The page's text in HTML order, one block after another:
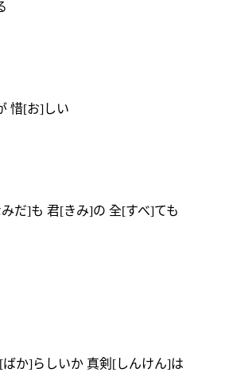
惜[お]しい
だ]も 君[きみ]の 全[すべ]ても
か]らしいか 真剣[しんけん]は